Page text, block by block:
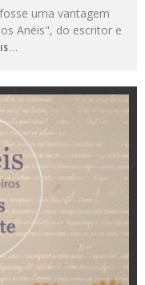
uma vantagem
Anéis", do escritor e